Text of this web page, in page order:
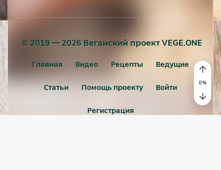
© 2019 — 2026 Веганский проект VEGE.ONE
Главная Видео Рецепты Ведущие
Статьи Помощь проекту Войти
Регистрация